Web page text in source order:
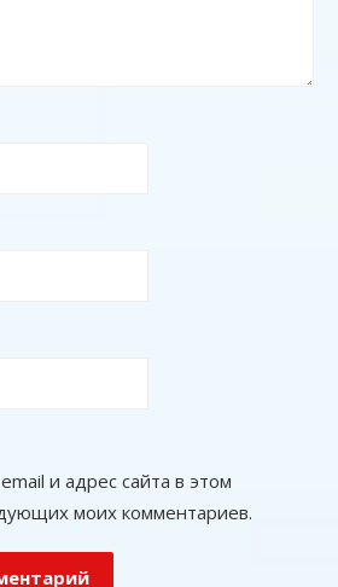
и адрес сайта в этом
моих комментариев.